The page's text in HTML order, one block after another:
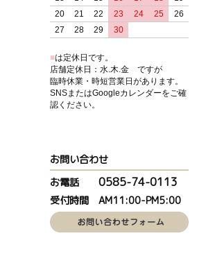
20
21 22 23 24 25
26
27
28 29 30
■は定休日です。
店舗定休日：水.木.金 ですが
臨時休業・時短営業日があります。
SNSまたはGoogleカレンダーをご確
認ください。
お問い合わせ
お電話 0585-74-0113
受付時間 AM11:00-PM5:00